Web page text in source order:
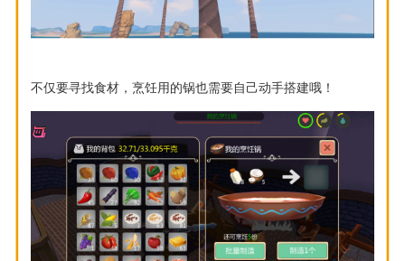
不仅要寻找食材，烹饪用的锅也需要自己动手搭建哦！